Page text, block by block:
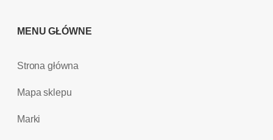
MENU GŁÓWNE
Strona główna
Mapa sklepu
Marki